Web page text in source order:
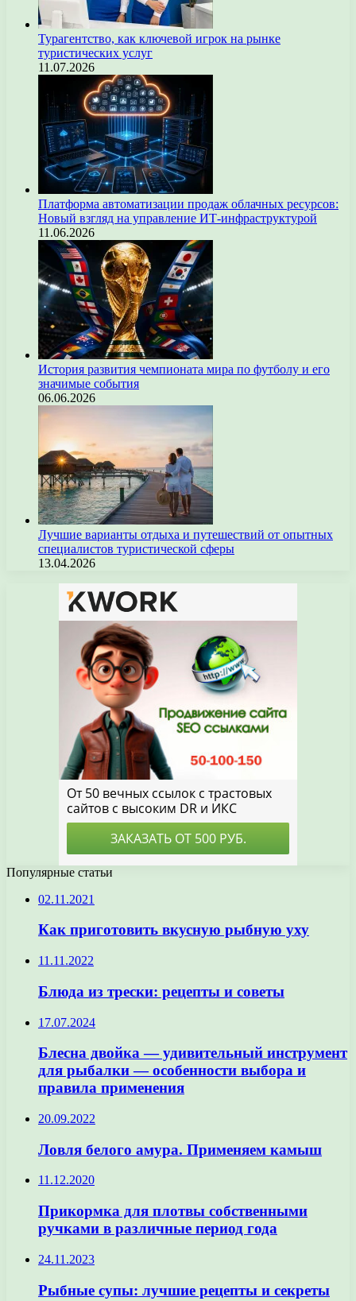
Турагентство, как ключевой игрок на рынке
туристических услуг
11.07.2026
Платформа автоматизации продаж облачных ресурсов:
Новый взгляд на управление ИТ-инфраструктурой
11.06.2026
История развития чемпионата мира по футболу и его
значимые события
06.06.2026
Лучшие варианты отдыха и путешествий от опытных
специалистов туристической сферы
13.04.2026
Популярные статьи
02.11.2021
Как приготовить вкусную рыбную уху
11.11.2022
Блюда из трески: рецепты и советы
17.07.2024
Блесна двойка — удивительный инструмент
для рыбалки — особенности выбора и
правила применения
20.09.2022
Ловля белого амура. Применяем камыш
11.12.2020
Прикормка для плотвы собственными
ручками в различные период года
24.11.2023
Рыбные супы: лучшие рецепты и секреты